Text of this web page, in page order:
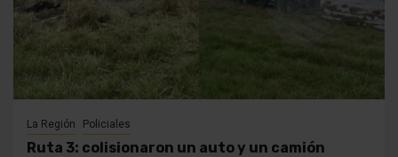
La Región Policiales
Ruta 3: colisionaron un auto y un camión